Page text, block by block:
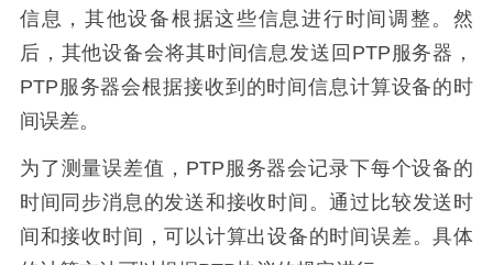
信息，其他设备根据这些信息进行时间调整。然
后，其他设备会将其时间信息发送回PTP服务器，
PTP服务器会根据接收到的时间信息计算设备的时
间误差。
为了测量误差值，PTP服务器会记录下每个设备的
时间同步消息的发送和接收时间。通过比较发送时
间和接收时间，可以计算出设备的时间误差。具体